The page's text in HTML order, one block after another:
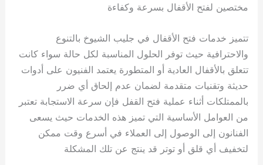
مختصين لفتح الأقفال بسرعة وكفاءة
تتميز خدمات فتح الأقفال في جليب الشيوخ بالتنوع
والاحترافية حيث توفر الحلول المناسبة لكل حالة سواء كانت
تتعلق بالأقفال العادية أو المتطورة يعتمد الفنيون على أدوات
حديثة وتقنيات متقدمة لضمان عدم إلحاق أي ضرر
بالممتلكات أثناء عملية فتح القفل فإن سرعة الاستجابة تعتبر
من العوامل الأساسية التي تميز هذه الخدمات حيث يسعى
الفنانون إلى الوصول إلى العملاء في أسرع وقت ممكن
لتخفيف أي قلق أو توتر قد ينتج عن تلك المشكلة